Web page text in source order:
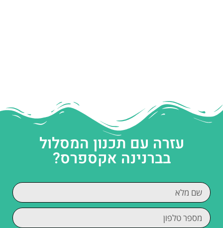
עזרה עם תכנון המסלול
בברנינה אקספרס?